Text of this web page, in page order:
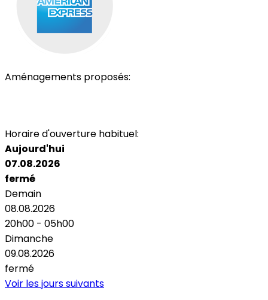
Aménagements proposés:
Horaire d'ouverture habituel:
Aujourd'hui
07.08.2026
fermé
Demain
08.08.2026
20h00 - 05h00
Dimanche
09.08.2026
fermé
Voir les jours suivants